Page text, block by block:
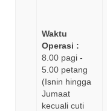
Waktu
Operasi :
8.00 pagi -
5.00 petang
(Isnin hingga
Jumaat
kecuali cuti